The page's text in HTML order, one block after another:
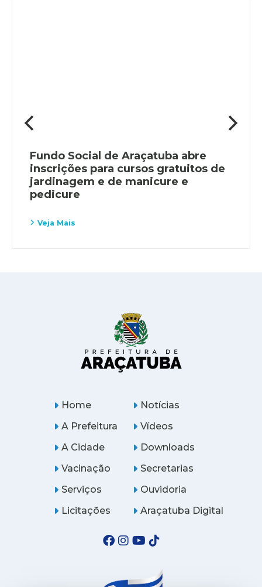
Fundo Social de Araçatuba abre
inscrições para cursos gratuitos de
jardinagem e de manicure e
pedicure
Veja Mais
Home
A Prefeitura
A Cidade
Notícias
Vídeos
Downloads
Vacinação
Serviços
Licitações
Secretarias
Ouvidoria
Araçatuba Digital